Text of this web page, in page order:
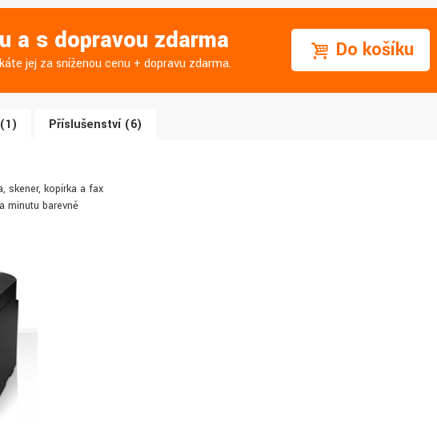
a s dopravou zdarma
jej za sníženou cenu + dopravu zdarma.
Do košíku
Příslušenství (6)
skener, kopírka a fax
minutu barevně